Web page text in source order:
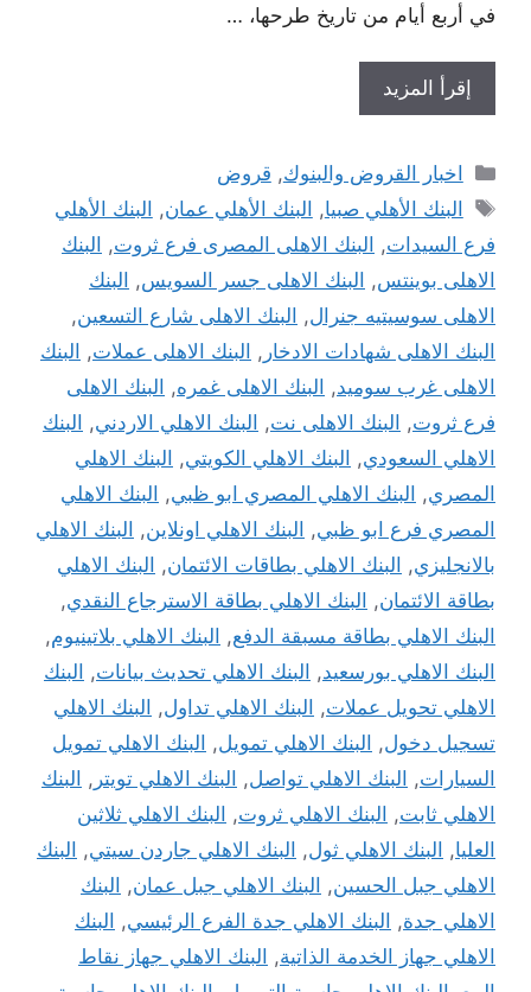
في أربع أيام من تاريخ طرحها، …
إقرأ المزيد
التصنيفات
اخبار القروض والبنوك, قروض
الوسوم
البنك الأهلي صبيا, البنك الأهلي عمان, البنك الأهلي
فرع السيدات, البنك الاهلى المصرى فرع ثروت, البنك
الاهلى بوينتس, البنك الاهلى جسر السويس, البنك
الاهلى سوسيتيه جنرال, البنك الاهلى شارع التسعين,
البنك الاهلى شهادات الادخار , البنك الاهلى عملات, البنك
الاهلى غرب سوميد, البنك الاهلى غمره, البنك الاهلى
فرع ثروت, البنك الاهلى نت, البنك الاهلي الاردني, البنك
الاهلي السعودي, البنك الاهلي الكويتي, البنك الاهلي
المصري, البنك الاهلي المصري ابو ظبي, البنك الاهلي
المصري فرع ابو ظبي, البنك الاهلي اونلاين, البنك الاهلي
بالانجليزي, البنك الاهلي بطاقات الائتمان, البنك الاهلي
بطاقة الائتمان, البنك الاهلي بطاقة الاسترجاع النقدي,
البنك الاهلي بطاقة مسبقة الدفع, البنك الاهلي بلاتينيوم,
البنك الاهلي بورسعيد, البنك الاهلي تحديث بيانات, البنك
الاهلي تحويل عملات, البنك الاهلي تداول, البنك الاهلي
تسجيل دخول, البنك الاهلي تمويل, البنك الاهلي تمويل
السيارات, البنك الاهلي تواصل, البنك الاهلي تويتر , البنك
الاهلي ثابت, البنك الاهلي ثروت, البنك الاهلي ثلاثين
العليا, البنك الاهلي ثول, البنك الاهلي جاردن سيتي, البنك
الاهلي جبل الحسين, البنك الاهلي جبل عمان, البنك
الاهلي جدة, البنك الاهلي جدة الفرع الرئيسي, البنك
الاهلي جهاز الخدمة الذاتية, البنك الاهلي جهاز نقاط